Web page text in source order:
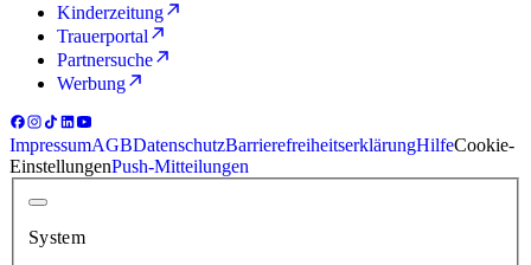
Kinderzeitung
Trauerportal
Partnersuche
Werbung
ImpressumAGBDatenschutzBarrierefreiheitserklärungHilfeCookie-
EinstellungenPush-Mitteilungen
System